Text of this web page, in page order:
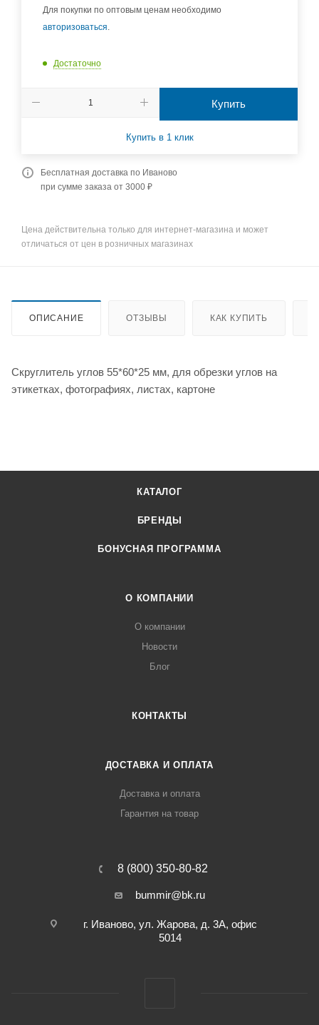
Для покупки по оптовым ценам необходимо
авторизоваться.
Достаточно
Купить
Купить в 1 клик
Бесплатная доставка по Иваново
при сумме заказа от 3000 ₽
Цена действительна только для интернет-магазина и может
отличаться от цен в розничных магазинах
ОПИСАНИЕ ОТЗЫВЫ КАК КУПИТЬ
Скруглитель углов 55*60*25 мм, для обрезки углов на
этикетках, фотографиях, листах, картоне
КАТАЛОГ
БРЕНДЫ
БОНУСНАЯ ПРОГРАММА
О КОМПАНИИ
О компании
Новости
Блог
КОНТАКТЫ
ДОСТАВКА И ОПЛАТА
Доставка и оплата
Гарантия на товар
8 (800) 350-80-82
bummir@bk.ru
г. Иваново, ул. Жарова, д. 3А, офис
5014